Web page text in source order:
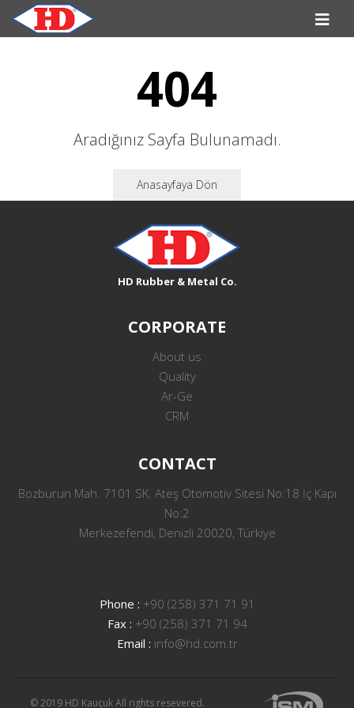
404
Aradığınız Sayfa Bulunamadı.
Anasayfaya Dön
HD Rubber & Metal Co.
CORPORATE
About us
Quality
Ar-Ge
CRM
CONTACT
Bozburun Mah. 7101 SK. Ateş Otomotiv Sitesi No:18 İç Kapı
No:2
Merkezefendi, Denizli 20020, Türkiye
Phone : +90 (258) 371 71 91
Fax : +90 (258) 371 71 94
Email : info@hd.com.tr
© 2019 HD Kauçuk All rights resevered.